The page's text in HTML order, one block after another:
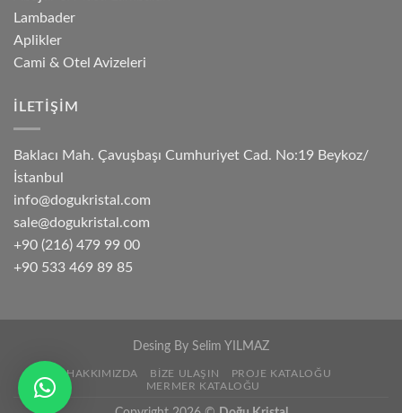
Lambader
Aplikler
Cami & Otel Avizeleri
İLETIŞIM
Baklacı Mah. Çavuşbaşı Cumhuriyet Cad. No:19 Beykoz/
İstanbul
info@dogukristal.com
sale@dogukristal.com
+90 (216) 479 99 00
+90 533 469 89 85
Desing By Selim YILMAZ
HAKKIMIZDA BIZE ULAŞIN
PROJE KATALOĞU
MERMER KATALOĞU